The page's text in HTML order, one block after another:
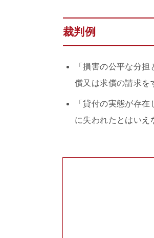
裁判例
「損害の公平な分
償又は求償の請求
「貸付の実態が存
に失われたとはい